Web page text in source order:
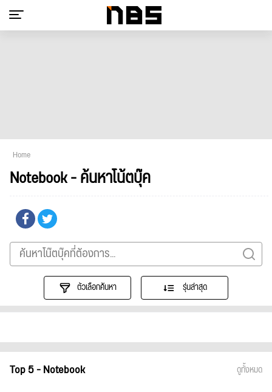
Home
Notebook - ค้นหาโน้ตบุ๊ค
ตัวเลือกค้นหา รุ่นล่าสุด
Top 5 - Notebook ดูทั้งหมด